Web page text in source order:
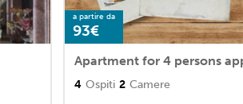
a partire da
93€
Apartment for 4 persons
4 Ospiti 2 Camere